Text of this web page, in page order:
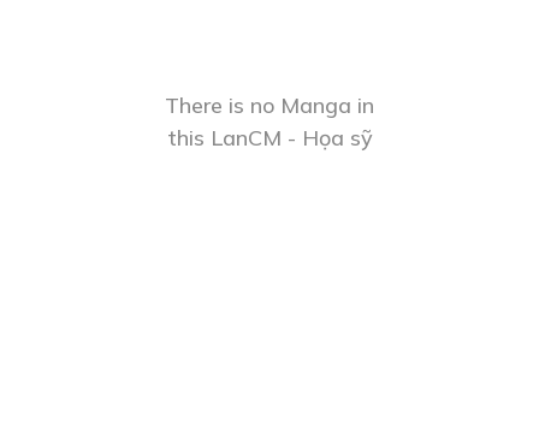
There is no Manga in
this LanCM - Họa sỹ